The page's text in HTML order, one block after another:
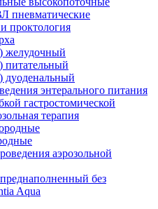
пневматические
проктология
желудочный
питательный
дуоденальный
энтерального питания
гастростомической
терапия
аэрозольной
без
Aqua